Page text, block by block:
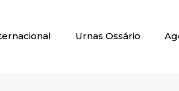
Urnas Ossário